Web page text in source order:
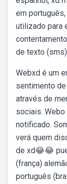
em
utilizado para
de texto
Webxd é um
sentimento
através de
sociais.
notificado.
verá quem
de xd😂😂
(frança)
português